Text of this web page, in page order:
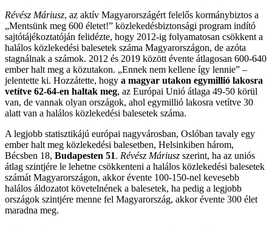
Révész Máriusz, az aktív Magyarországért felelős kormánybiztos a
„Mentsünk meg 600 életet!” közlekedésbiztonsági program indító
sajtótájékoztatóján felidézte, hogy 2012-ig folyamatosan csökkent a
halálos közlekedési balesetek száma Magyarországon, de azóta
stagnálnak a számok. 2012 és 2019 között évente átlagosan 600-640
ember halt meg a közutakon. „Ennek nem kellene így lennie” –
jelentette ki. Hozzátette, hogy a magyar utakon egymillió lakosra
vetítve 62-64-en haltak meg, az Európai Unió átlaga 49-50 körül
van, de vannak olyan országok, ahol egymillió lakosra vetítve 30
alatt van a halálos közlekedési balesetek száma.
A legjobb statisztikájú európai nagyvárosban, Oslóban tavaly egy
ember halt meg közlekedési balesetben, Helsinkiben három,
Bécsben 18, Budapesten 51. Révész Máriusz szerint, ha az uniós
átlag szintjére le lehetne csökkenteni a halálos közlekedési balesetek
számát Magyarországon, akkor évente 100-150-nel kevesebb
halálos áldozatot követelnének a balesetek, ha pedig a legjobb
országok szintjére menne fel Magyarország, akkor évente 300 élet
maradna meg.